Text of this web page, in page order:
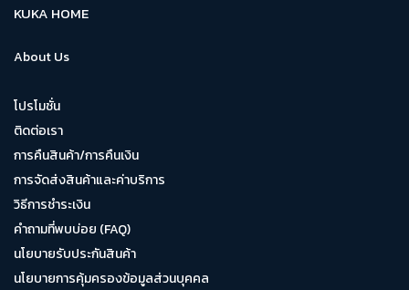
KUKA HOME
About Us
โปรโมชั่น
ติดต่อเรา
การคืนสินค้า/การคืนเงิน
การจัดส่งสินค้าและค่าบริการ
วิธีการชำระเงิน
คำถามที่พบบ่อย (FAQ)
นโยบายรับประกันสินค้า
นโยบายการคุ้มครองข้อมูลส่วนบุคคล